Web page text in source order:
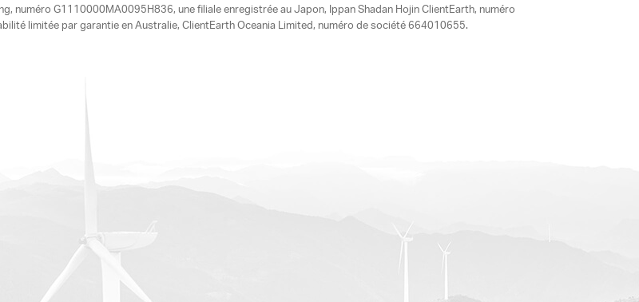
numéro G1110000MA0095H836, une filiale enregistrée au Japon, Ippan Shadan Hojin ClientEarth, numéro
limitée par garantie en Australie, ClientEarth Oceania Limited, numéro de société 664010655.